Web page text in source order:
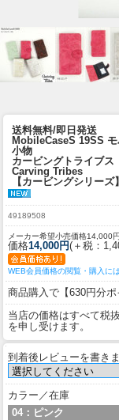
送料無料/即日発送
MobileCaseS 19SS
小物
カービングトライブス
Carving Tribes
【カービングシリーズ】
49189508
メーカー希望小売価格14,000
価格14,000円(＋税：
WEB会員価格の閲覧・購入に
商品購入で【630円分
当店の価格はすべて税
を申し受けます。
到着後レビューを書き
カラー／在庫
04：ピンク